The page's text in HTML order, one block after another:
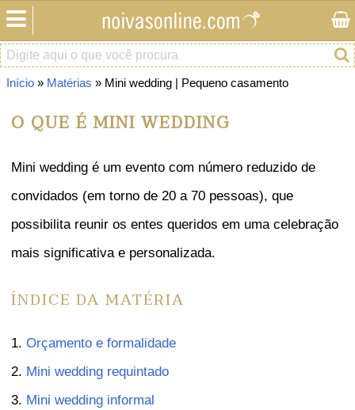
Início » Matérias » Mini wedding | Pequeno casamento
O QUE É MINI WEDDING
Mini wedding é um evento com número reduzido de
convidados (em torno de 20 a 70 pessoas), que
possibilita reunir os entes queridos em uma celebração
mais significativa e personalizada.
ÍNDICE DA MATÉRIA
1.Orçamento e formalidade
2. Mini wedding requintado
3. Mini wedding informal